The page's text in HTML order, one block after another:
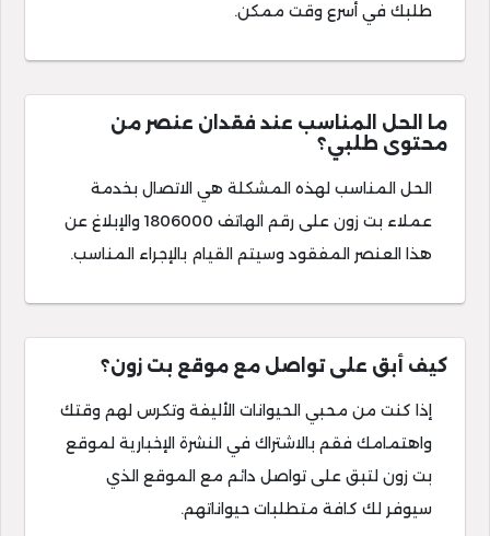
طلبك في أسرع وقت ممكن.
ما الحل المناسب عند فقدان عنصر من
محتوى طلبي؟
الحل المناسب لهذه المشكلة هي الاتصال بخدمة
عملاء بت زون على رقم الهاتف 1806000 والإبلاغ عن
هذا العنصر المفقود وسيتم القيام بالإجراء المناسب.
كيف أبق على تواصل مع موقع بت زون؟
إذا كنت من محبي الحيوانات الأليفة وتكرس لهم وقتك
واهتمامك فقم بالاشتراك في النشرة الإخبارية لموقع
بت زون لتبق على تواصل دائم مع الموقع الذي
سيوفر لك كافة متطلبات حيواناتهم.